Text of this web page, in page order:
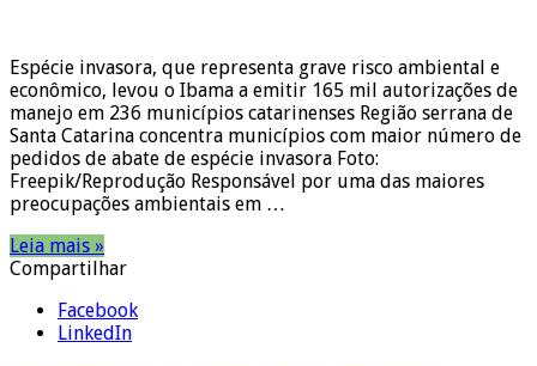
Espécie invasora, que representa grave risco ambiental e
econômico, levou o Ibama a emitir 165 mil autorizações de
manejo em 236 municípios catarinenses Região serrana de
Santa Catarina concentra municípios com maior número de
pedidos de abate de espécie invasora Foto:
Freepik/Reprodução Responsável por uma das maiores
preocupações ambientais em …
Leia mais »
Compartilhar
Facebook
LinkedIn